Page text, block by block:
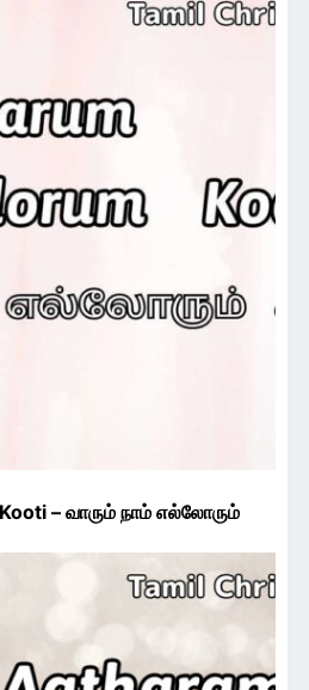
– வாரும் நாம் எல்லோரும்